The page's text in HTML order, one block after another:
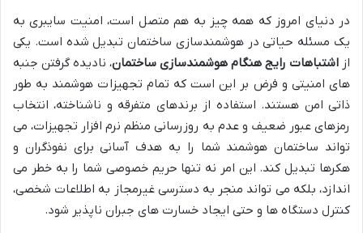
در دنیای امروز که همه چیز به هم متصل است، امنیت سایبری به
یک مسئله حیاتی در هوشمندسازی ساختمان تبدیل شده است. یکی
از اشتباهات رایج هنگام هوشمندسازی ساختمان، نادیده گرفتن جنبه
های امنیتی و فرض بر این است که تمام تجهیزات هوشمند به طور
ذاتی امن هستند. استفاده از برندهای متفرقه و ناشناخته، انتخاب
رمزهای عبور ضعیف و عدم به روزرسانی منظم نرم افزار تجهیزات، می
تواند ساختمان هوشمند شما را به هدف آسانی برای نفوذگران و
هکرها تبدیل کند. این امر نه تنها حریم خصوصی شما را به خطر می
اندازد، بلکه می تواند منجر به دسترسی غیرمجاز به اطلاعات شخصی،
کنترل دستگاه ها و حتی ایجاد خسارت های جبران ناپذیر شود.